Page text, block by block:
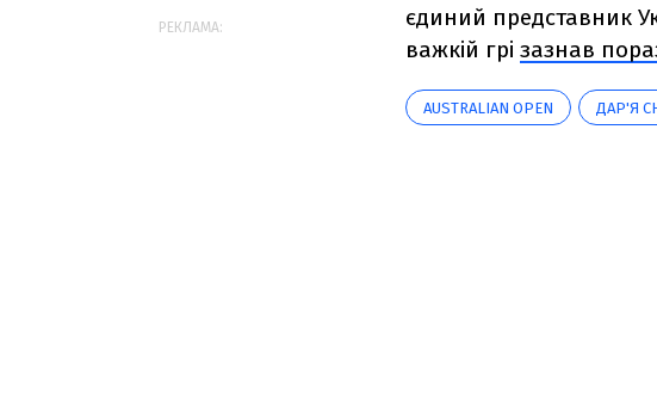
єдиний представник
важкій грі зазнав
AUSTRALIAN OPEN ДАР'Я
РЕКЛАМА: